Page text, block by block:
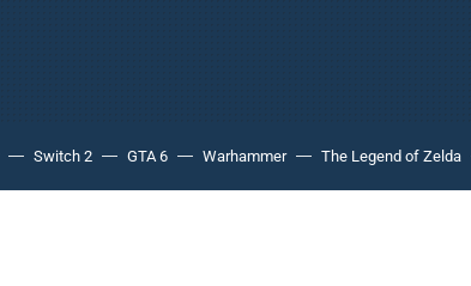
Switch 2 GTA 6 Warhammer The Legend of Zelda